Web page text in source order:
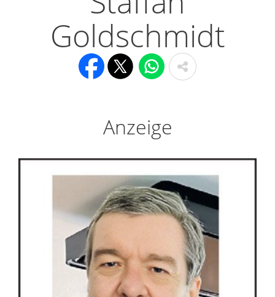
Goldschmidt
Anzeige